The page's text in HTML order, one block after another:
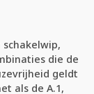
die de
geldt
als de A.1,